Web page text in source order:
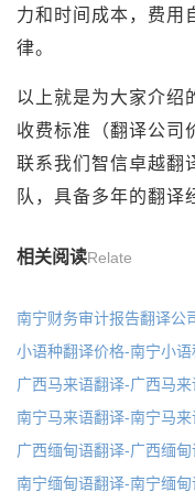
力和时间成本，费用
律。
以上就是为大家介绍
收费标准（翻译公司
联系我们智信卓越翻
队，具备多年的翻译
相关阅读Relate
南宁财务审计报告翻译公
小语种翻译价格-南宁小
广西马来语翻译-广西马来
南宁马来语翻译-南宁马来
广西缅甸语翻译-广西缅甸
南宁缅甸语翻译-南宁缅甸